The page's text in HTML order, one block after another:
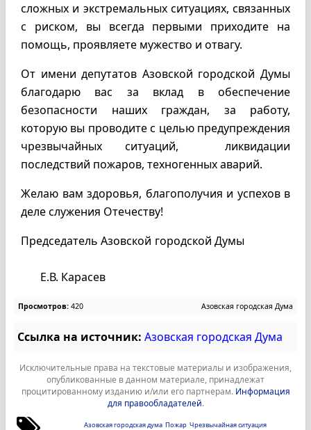
сложных и экстремальных ситуациях, связанных
с риском, вы всегда первыми приходите на
помощь, проявляете мужество и отвагу.
От имени депутатов Азовской городской Думы
благодарю вас за вклад в обеспечение
безопасности наших граждан, за работу,
которую вы проводите с целью предупреждения
чрезвычайных ситуаций, ликвидации
последствий пожаров, техногенных аварий.
Желаю вам здоровья, благополучия и успехов в
деле служения Отечеству!
Председатель Азовской городской Думы
Е.В. Карасев
Просмотров: 420 Азовская городская Дума
Ссылка на источник: Азовская городская Дума
Исключительные права на текстовые материалы и изображения,
опубликованные в данном материале, принадлежат
процитированному изданию и/или его партнерам. Информация
для правообладателей.
Азовская городская дума Пожар Чрезвычайная ситуация